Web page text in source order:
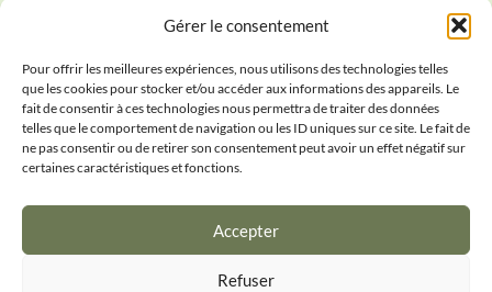
Gérer le consentement
Pour offrir les meilleures expériences, nous utilisons des technologies telles
que les cookies pour stocker et/ou accéder aux informations des appareils. Le
fait de consentir à ces technologies nous permettra de traiter des données
telles que le comportement de navigation ou les ID uniques sur ce site. Le fait de
ne pas consentir ou de retirer son consentement peut avoir un effet négatif sur
certaines caractéristiques et fonctions.
Accepter
Refuser
Envoyer
Conditions générales
Politique de confidentialité